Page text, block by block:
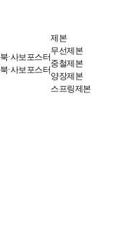
북·사보
북·사보
포스터
포스터
제본
무선제본
중철제본
양장제본
스프링제본